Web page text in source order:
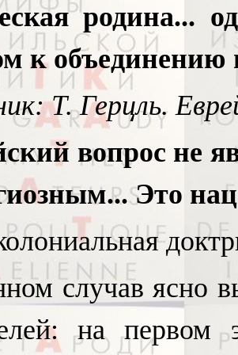
родина...
к объединению
Т. Герцль.
вопрос не
Это
случав ясно
на первом